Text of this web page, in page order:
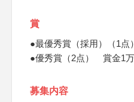
賞
●最優秀賞（採用）（1
●優秀賞（2点） 賞金1
募集内容